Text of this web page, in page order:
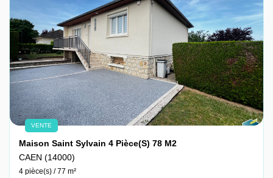
VENTE
Maison Saint Sylvain 4 Pièce(s) 78 M2
CAEN (14000)
4 pièce(s) / 77 m²